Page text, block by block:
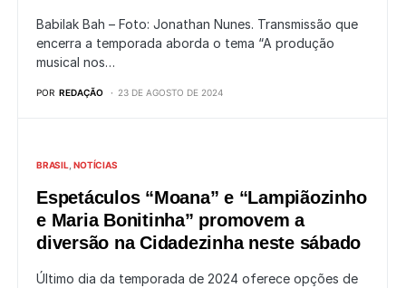
Babilak Bah – Foto: Jonathan Nunes. Transmissão que
encerra a temporada aborda o tema “A produção
musical nos…
POR REDAÇÃO 23 DE AGOSTO DE 2024
BRASIL NOTÍCIAS
Espetáculos “Moana” e “Lampiãozinho
e Maria Bonitinha” promovem a
diversão na Cidadezinha neste sábado
Último dia da temporada de 2024 oferece opções de